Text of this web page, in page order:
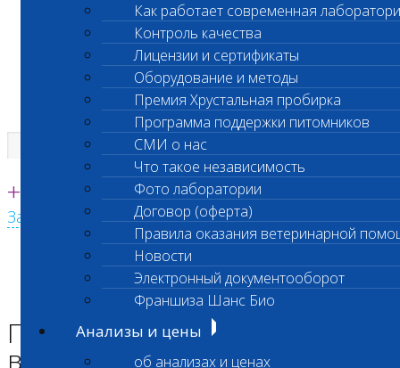
ШАНС БИО
Независимая ветеринарная лаборатория
Единая круглосуточная справочная
+7 495 260 0 260
Заказать звонок с сайта
Как работает современная
Контроль качества
Лицензии и сертификаты
Оборудование и методы
Премия Хрустальная пробирка
Программа поддержки питомников
СМИ о нас
Что такое независимость
Фото лаборатории
Договор (оферта)
Правила оказания ветеринарной
Новости
Электронный документооборот
Франшиза Шанс Био
Анализы и цены
об анализах и ценах
Главная страница
Приостановлено выполнение срочных биохимических
исследований
Приостановлено
выполнение срочных